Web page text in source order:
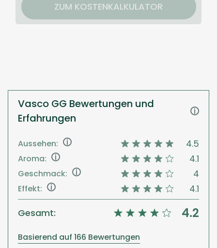
ZUM KOSTENKALKULATOR
Vasco GG Bewertungen und
Erfahrungen
i
Aussehen: i 4.5
Aroma: i 4.1
Geschmack: i 4
Effekt: i
4.1
Gesamt:
4.2
Basierend auf 166 Bewertungen